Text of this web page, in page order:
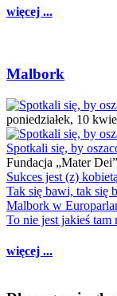
więcej ...
Malbork
poniedziałek, 10
Spotkali się, by
Fundacja „Mater
Sukces jest (z) kobietą
Tak się bawi, tak się
Malbork w
To nie jest jakieś tam
więcej ...